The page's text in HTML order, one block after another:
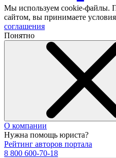
Мы используем cookie-файлы.
сайтом, вы принимаете условия
соглашения
Понятно
О компании
Нужна помощь юриста?
Рейтинг авторов портала
8 800 600-70-18